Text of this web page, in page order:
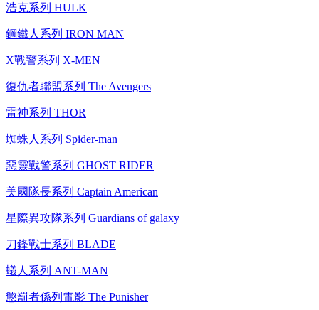
浩克系列 HULK
鋼鐵人系列 IRON MAN
X戰警系列 X-MEN
復仇者聯盟系列 The Avengers
雷神系列 THOR
蜘蛛人系列 Spider-man
惡靈戰警系列 GHOST RIDER
美國隊長系列 Captain American
星際異攻隊系列 Guardians of galaxy
刀鋒戰士系列 BLADE
蟻人系列 ANT-MAN
懲罰者係列電影 The Punisher